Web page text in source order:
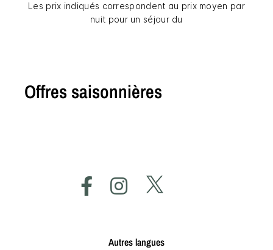
Les prix indiqués correspondent au prix moyen par
nuit pour un séjour du
Offres saisonnières
Autres langues